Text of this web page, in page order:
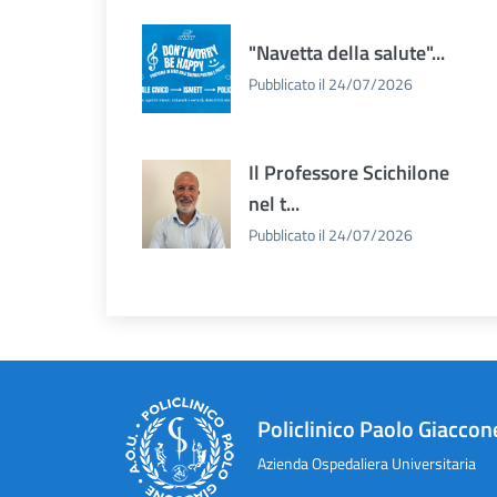
"Navetta della salute"...
Pubblicato il 24/07/2026
Il Professore Scichilone
nel t...
Pubblicato il 24/07/2026
Policlinico Paolo
Azienda Ospedaliera Universitaria